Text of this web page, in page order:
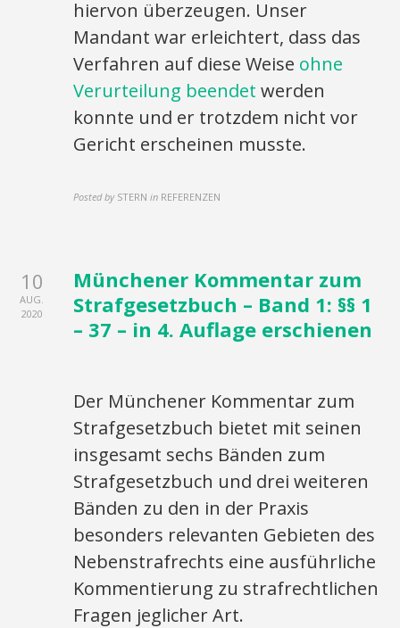
hiervon überzeugen. Unser
Mandant war erleichtert, dass das
Verfahren auf diese Weise ohne
Verurteilung beendet werden
konnte und er trotzdem nicht vor
Gericht erscheinen musste.
Posted by STERN in REFERENZEN
10
AUG.
2020
Münchener Kommentar zum
Strafgesetzbuch – Band 1: §§ 1
– 37 – in 4. Auflage erschienen
Der Münchener Kommentar zum
Strafgesetzbuch bietet mit seinen
insgesamt sechs Bänden zum
Strafgesetzbuch und drei weiteren
Bänden zu den in der Praxis
besonders relevanten Gebieten des
Nebenstrafrechts eine ausführliche
Kommentierung zu strafrechtlichen
Fragen jeglicher Art.